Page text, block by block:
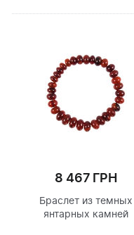
8 467 ГРН
Браслет из темных
янтарных камней